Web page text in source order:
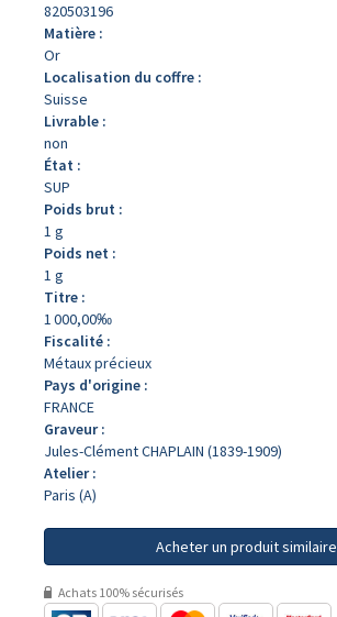
820503196
Matière :
Or
Localisation du coffre :
Suisse
Livrable :
non
État :
SUP
Poids brut :
1 g
Poids net :
1 g
Titre :
1 000,00‰
Fiscalité :
Métaux précieux
Pays d'origine :
FRANCE
Graveur :
Jules-Clément CHAPLAIN (1839-1909)
Atelier :
Paris (A)
Acheter un produit similaire
Achats 100% sécurisés